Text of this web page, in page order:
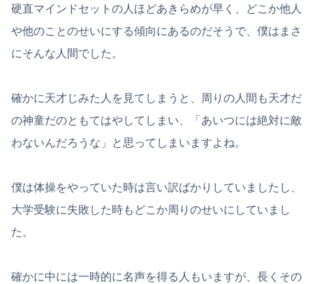
硬直マインドセットの人ほどあきらめが早く、どこか他人
や他のことのせいにする傾向にあるのだそうで、僕はまさ
にそんな人間でした。
確かに天才じみた人を見てしまうと、周りの人間も天才だ
の神童だのともてはやしてしまい、「あいつには絶対に敵
わないんだろうな」と思ってしまいますよね。
僕は体操をやっていた時は言い訳ばかりしていましたし、
大学受験に失敗した時もどこか周りのせいにしていまし
た。
確かに中には一時的に名声を得る人もいますが、長くその